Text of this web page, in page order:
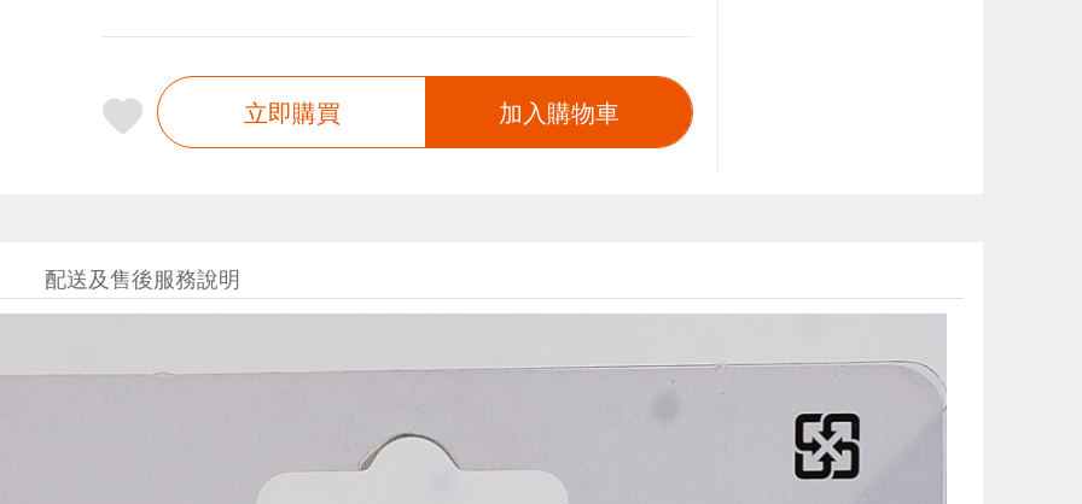
立即購買 加入購物車
配送及售後服務說明